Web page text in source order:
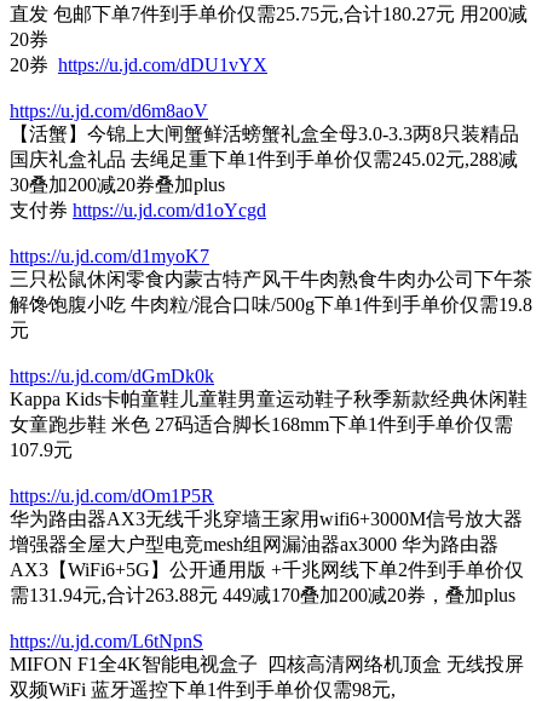
直发 包邮下单7件到手单价仅需25.75元,合计180.27元 用200减
20券
20券 https://u.jd.com/dDU1vYX
https://u.jd.com/d6m8aoV
【活蟹】今锦上大闸蟹鲜活螃蟹礼盒全母3.0-3.3两8只装精品
国庆礼盒礼品 去绳足重下单1件到手单价仅需245.02元,288减
30叠加200减20券叠加plus
支付券 https://u.jd.com/d1oYcgd
https://u.jd.com/d1myoK7
三只松鼠休闲零食内蒙古特产风干牛肉熟食牛肉办公司下午茶
解馋饱腹小吃 牛肉粒/混合口味/500g下单1件到手单价仅需19.8
元
https://u.jd.com/dGmDk0k
Kappa Kids卡帕童鞋儿童鞋男童运动鞋子秋季新款经典休闲鞋
女童跑步鞋 米色 27码适合脚长168mm下单1件到手单价仅需
107.9元
https://u.jd.com/dOm1P5R
华为路由器AX3无线千兆穿墙王家用wifi6+3000M信号放大器
增强器全屋大户型电竞mesh组网漏油器ax3000 华为路由器
AX3【WiFi6+5G】公开通用版 +千兆网线下单2件到手单价仅
需131.94元,合计263.88元 449减170叠加200减20券，叠加plus
https://u.jd.com/L6tNpnS
MIFON F1全4K智能电视盒子 四核高清网络机顶盒 无线投屏
双频WiFi 蓝牙遥控下单1件到手单价仅需98元,